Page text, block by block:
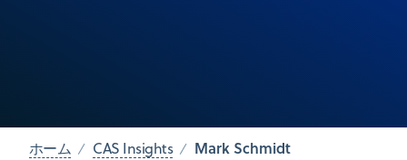
ホーム CAS Insights Mark Schmidt